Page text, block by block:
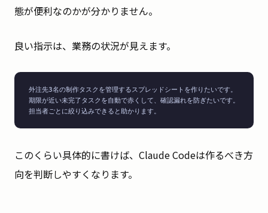
態が便利なのかが分かりません。
良い指示は、業務の状況が見えます。
外注先3名の制作タスクを管理するスプレッドシートを作りたいです。
期限が近い未完了タスクを自動で赤くして、確認漏れを防ぎたいです。
担当者ごとに絞り込みできると助かります。
このくらい具体的に書けば、Claude Codeは作るべき方
向を判断しやすくなります。